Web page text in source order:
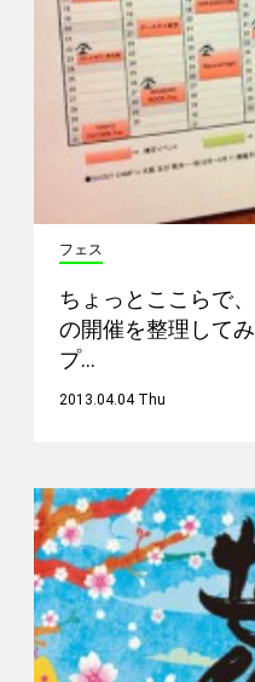
フェス
ちょっとここらで
の開催を整理して
プ…
2013.04.04 Thu